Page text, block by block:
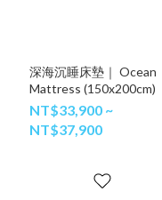
深海沉睡床墊｜ Ocean
Mattress (150x200cm)
NT$33,900 ~
NT$37,900